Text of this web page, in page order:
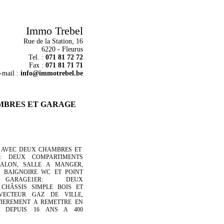
Immo Trebel
Rue de la Station, 16
6220 - Fleurus
Tel. : 071 81 72 72
Fax : 071 81 71 71
mail : info@immotrebel.be
ET GARAGE
DEUX CHAMBRES ET
DEUX COMPARTIMENTS
SALLE A MANGER,
WC ET POINT
DEUX
CHÂSSIS SIMPLE BOIS ET
GAZ DE VILLE,
A REMETTRE EN
DEPUIS 16 ANS A 400